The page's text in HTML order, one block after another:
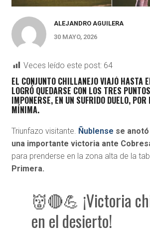
ALEJANDRO AGUILERA
30 MAYO, 2026
Veces leído este post: 64
EL CONJUNTO CHILLANEJO VIAJÓ HASTA
LOGRÓ QUEDARSE CON LOS TRES
IMPONERSE, EN UN SUFRIDO DUELO, POR
MÍNIMA.
Triunfazo visitante. Ñublense se
una importante victoria ante
para prenderse en la zona alta de la
Primera.
👹🔴💪 ¡Victoria
en el desierto!